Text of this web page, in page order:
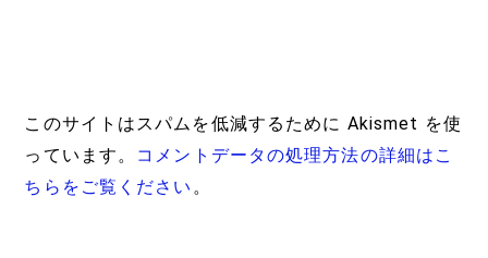
このサイトはスパムを低減するために Akismet を使
っています。 コメントデータの処理方法の詳細はこ
ちらをご覧ください 。